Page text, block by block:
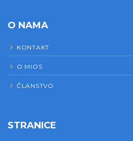
O NAMA
KONTAKT
O MIOS
ČLANSTVO
STRANICE